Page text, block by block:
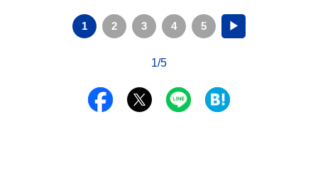
1 2 3 4 5 ▶
1/5